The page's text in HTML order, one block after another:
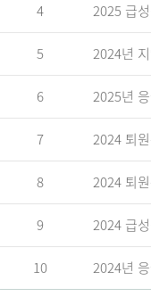
4 2025 급
5 2024년
6 2025년
7 2024 퇴
8 2024 퇴
9 2024 급
10 2024년